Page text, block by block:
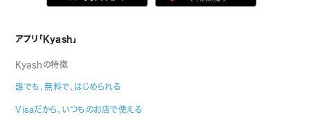
アプリ「Kyash」
Kyashの特徴
誰でも、無料で、はじめられる
Visaだから、いつものお店で使える